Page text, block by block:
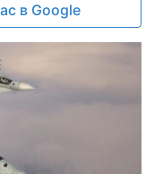
в Google